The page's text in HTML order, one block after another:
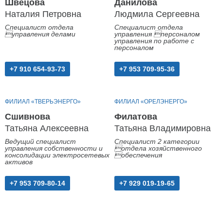
Швецова
Наталия Петровна
Специалист отдела
управления делами
+7 910 654-93-73
Данилова
Людмила Сергеевна
Специалист отдела
управления персоналом
управления по работе с
персоналом
+7 953 709-95-36
ФИЛИАЛ «ТВЕРЬЭНЕРГО»
Сшивнова
Татьяна Алексеевна
Ведущий специалист
управления собственности и
консолидации электросетевых
активов
+7 953 709-80-14
ФИЛИАЛ «ОРЕЛЭНЕРГО»
Филатова
Татьяна Владимировна
Специалист 2 категории
отдела хозяйственного
обеспечения
+7 929 019-19-65